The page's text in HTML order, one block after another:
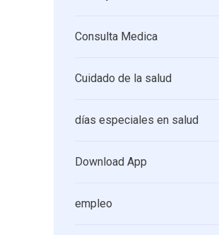
Consulta Medica
Cuidado de la salud
días especiales en salud
Download App
empleo